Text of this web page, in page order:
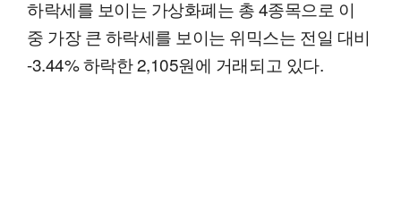
하락세를 보이는 가상화폐는 총 4종목으로 이
중 가장 큰 하락세를 보이는 위믹스는 전일 대비
-3.44% 하락한 2,105원에 거래되고 있다.